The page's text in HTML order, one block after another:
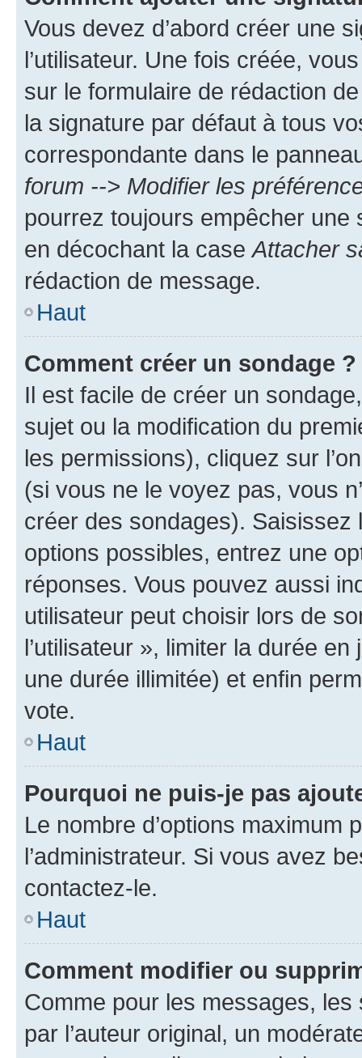
Vous devez d’abord créer une
l’utilisateur. Une fois créée,
sur le formulaire de rédaction
la signature par défaut à tous
correspondante dans le
forum --> Modifier les
pourrez toujours empêcher une
en décochant la case Attacher
rédaction de message.
Haut
Comment créer un sondage ?
Il est facile de créer un
sujet ou la modification du
les permissions), cliquez sur
(si vous ne le voyez pas, vous
créer des sondages).
options possibles, entrez une
réponses. Vous pouvez aussi
utilisateur peut choisir lors de
l’utilisateur », limiter la durée
une durée illimitée) et enfin
vote.
Haut
Pourquoi ne puis-je pas
Le nombre d’options maximum
l’administrateur. Si vous avez
contactez-le.
Haut
Comment modifier ou
Comme pour les messages,
par l’auteur original, un